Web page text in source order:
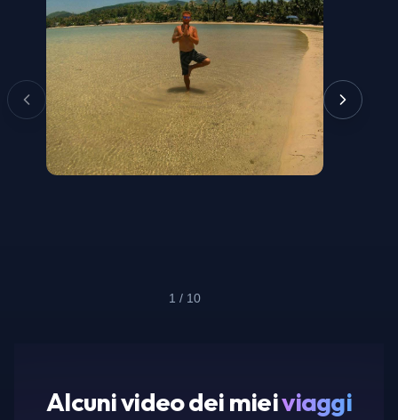
1 / 10
Alcuni video dei mieiviaggi